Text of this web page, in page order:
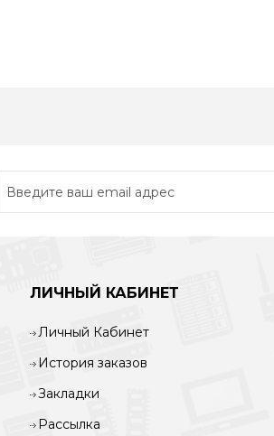
ЛИЧНЫЙ КАБИНЕТ
Личный Кабинет
История заказов
Закладки
Рассылка